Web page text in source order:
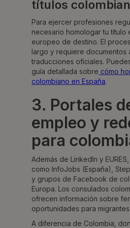
títulos
Para ejercer profesiones
necesario homologar tu título
europeo de destino. El
largo y requiere documentos
traducciones oficiales.
guía detallada sobre cómo
colombiano en España.
3. Portales
empleo y
para
Además de LinkedIn y
como InfoJobs (España),
y grupos de Facebook de
Europa. Los consulados
ofrecen información sobre
oportunidades para migrantes.
A diferencia de Colombia,